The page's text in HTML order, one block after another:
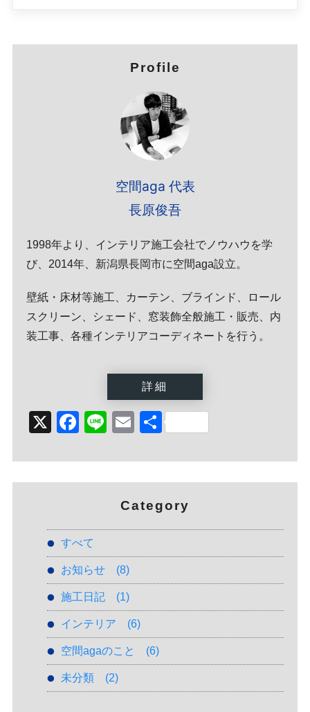
Profile
空間aga 代表
長原俊吾
1998年より、インテリア施工会社でノウハウを学
び、2014年、新潟県長岡市に空間aga設立。
壁紙・床材等施工、カーテン、ブラインド、ロール
スクリーン、シェード、窓装飾全般施工・販売、内
装工事、各種インテリアコーディネートを行う。
詳細
X Facebook
LineEmailShare
Category
すべて
お知らせ (8)
施工日記 (1)
インテリア (6)
空間agaのこと (6)
未分類 (2)